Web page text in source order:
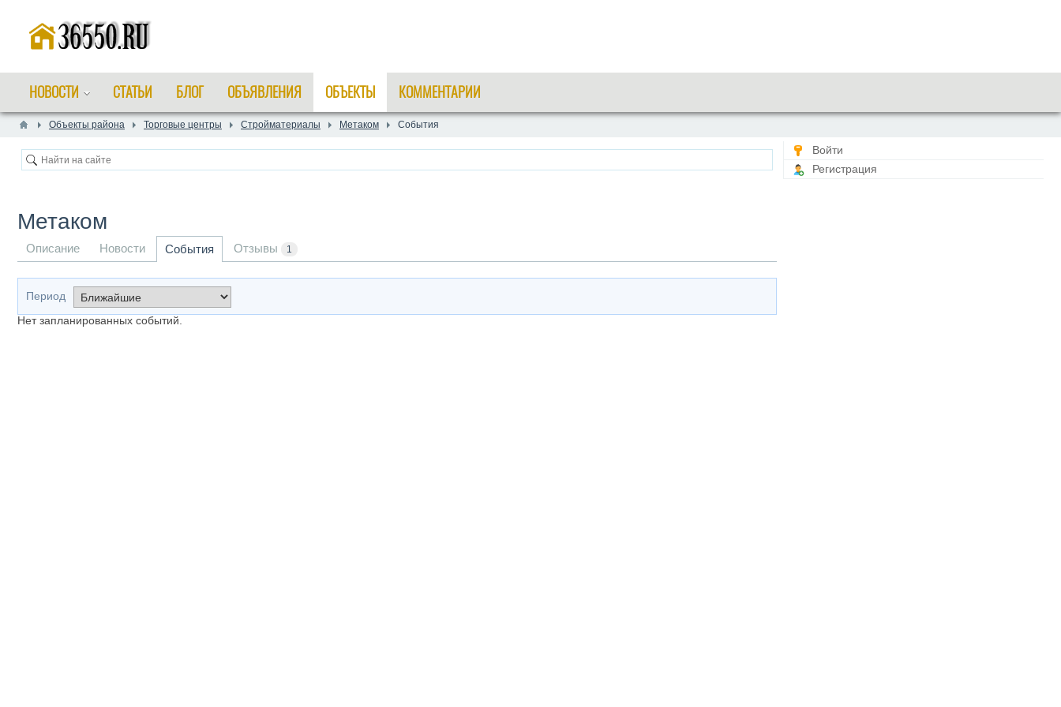
НОВОСТИ СТАТЬИ БЛОГ ОБЪЯВЛЕНИЯ ОБЪЕКТЫ КОММЕНТАРИИ
Объекты района Торговые центры Стройматериалы Метаком События
Метаком
Описание Новости События Отзывы 1
Период
Нет запланированных событий.
Войти
Регистрация